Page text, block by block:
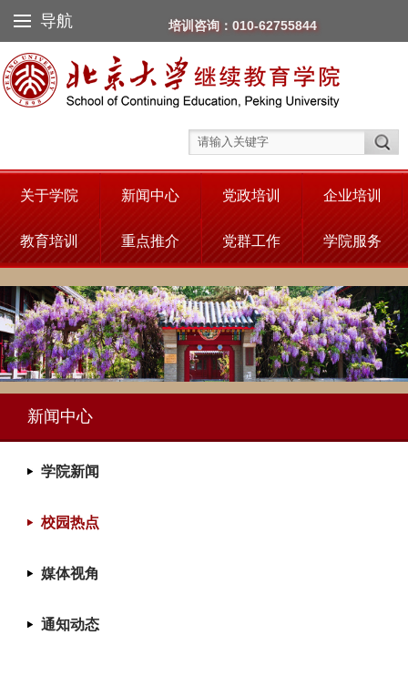
导航 培训咨询：010-62755844
关于学院 新闻中心 党政培训 企业培训
教育培训 重点推介 党群工作 学院服务
新闻中心
学院新闻
校园热点
媒体视角
通知动态